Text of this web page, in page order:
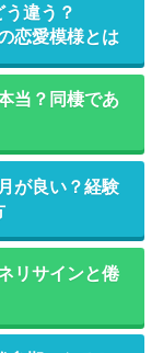
違う？
恋愛模様とは
当？同棲であ
が良い？経験
リサインと倦